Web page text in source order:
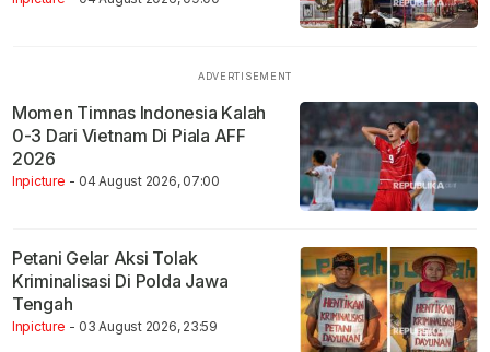
Momen Timnas Indonesia Kalah
0-3 Dari Vietnam Di Piala AFF
2026
Inpicture - 04 August 2026, 07:00
Petani Gelar Aksi Tolak
Kriminalisasi Di Polda Jawa
Tengah
Inpicture - 03 August 2026, 23:59